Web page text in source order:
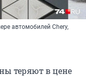
автомобилей Chery,
теряют в цене